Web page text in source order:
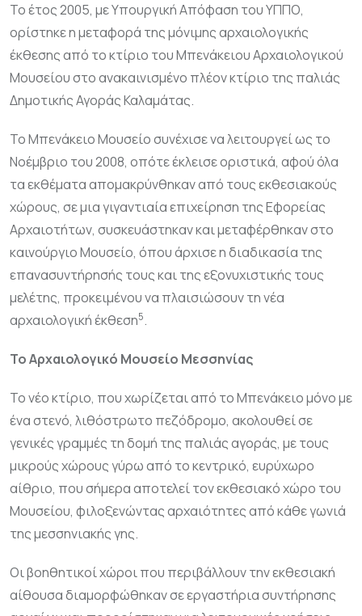
Το έτος 2005, με Υπουργική Απόφαση του ΥΠΠΟ,
ορίστηκε η μεταφορά της μόνιμης αρχαιολογικής
έκθεσης από το κτίριο του Μπενάκειου Αρχαιολογικού
Μουσείου στο ανακαινισμένο πλέον κτίριο της παλιάς
Δημοτικής Αγοράς Καλαμάτας.
Το Μπενάκειο Μουσείο συνέχισε να λειτουργεί ως το
Νοέμβριο του 2008, οπότε έκλεισε οριστικά, αφού όλα
τα εκθέματα απομακρύνθηκαν από τους εκθεσιακούς
χώρους, σε μια γιγαντιαία επιχείρηση της Εφορείας
Αρχαιοτήτων, συσκευάστηκαν και μεταφέρθηκαν στο
καινούργιο Μουσείο, όπου άρχισε η διαδικασία της
επανασυντήρησής τους και της εξονυχιστικής τους
μελέτης, προκειμένου να πλαισιώσουν τη νέα
αρχαιολογική έκθεση5.
Το Αρχαιολογικό Μουσείο Μεσσηνίας
Το νέο κτίριο, που χωρίζεται από το Μπενάκειο μόνο με
ένα στενό, λιθόστρωτο πεζόδρομο, ακολουθεί σε
γενικές γραμμές τη δομή της παλιάς αγοράς, με τους
μικρούς χώρους γύρω από το κεντρικό, ευρύχωρο
αίθριο, που σήμερα αποτελεί τον εκθεσιακό χώρο του
Μουσείου, φιλοξενώντας αρχαιότητες από κάθε γωνιά
της μεσσηνιακής γης.
Οι βοηθητικοί χώροι που περιβάλλουν την εκθεσιακή
αίθουσα διαμορφώθηκαν σε εργαστήρια συντήρησης